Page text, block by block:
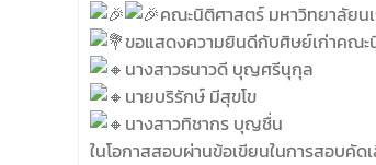
คณะนิติศาสตร์ มหาวิทยาลัยน
ขอแสดงความยินดีกับศิษย์เก่าคณะ
นางสาวธนาวดี บุญศรีนุกุล
นายบริรักษ์ มีสุขโข
นางสาวทิชากร บุญชื่น
ในโอกาสสอบผ่านข้อเขียนในการสอบคั